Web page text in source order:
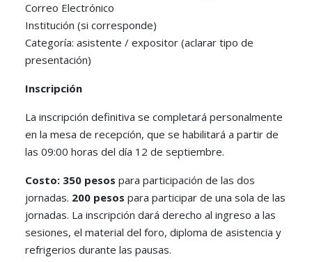
Correo Electrónico
Institución (si corresponde)
Categoría: asistente / expositor (aclarar tipo de
presentación)
Inscripción
La inscripción definitiva se completará personalmente
en la mesa de recepción, que se habilitará a partir de
las 09:00 horas del día 12 de septiembre.
Costo: 350 pesos para participación de las dos
jornadas. 200 pesos para participar de una sola de las
jornadas. La inscripción dará derecho al ingreso a las
sesiones, el material del foro, diploma de asistencia y
refrigerios durante las pausas.